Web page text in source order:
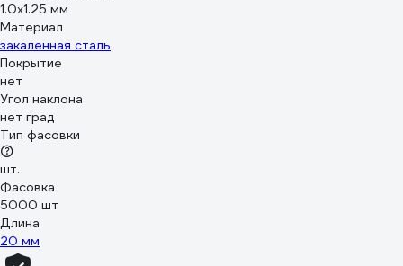
1.0х1.25 мм
Материал
закаленная сталь
Покрытие
нет
Угол наклона
нет град
Тип фасовки
шт.
Фасовка
5000 шт
Длина
20 мм